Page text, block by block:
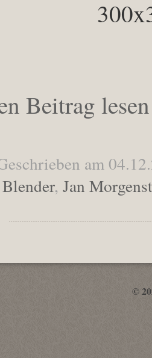
Beitrag lesen
am
Blender, Jan
©